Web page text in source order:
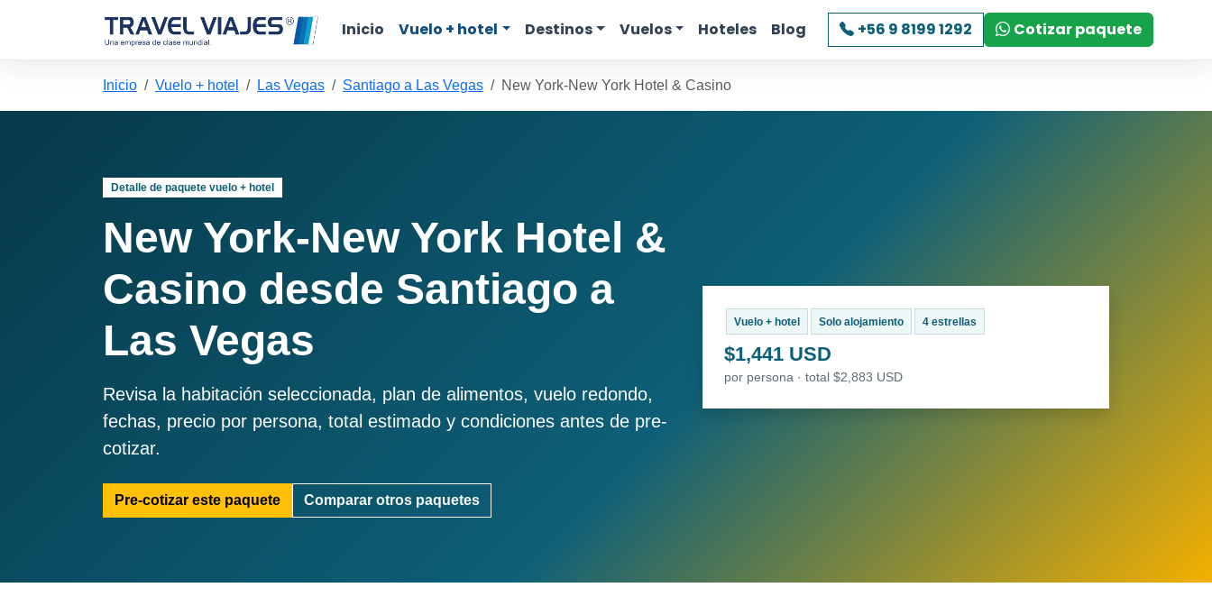
Inicio Vuelo + hotel Destinos Vuelos Hoteles Blog +56 9 8199 1292 Cotizar paquete
Inicio Vuelo + hotel Las Vegas Santiago a Las Vegas New York-New York Hotel & Casino
Detalle de paquete vuelo + hotel
New York-New York Hotel &
Casino desde Santiago a
Las Vegas
Revisa la habitación seleccionada, plan de alimentos, vuelo redondo,
fechas, precio por persona, total estimado y condiciones antes de pre-
cotizar.
Pre-cotizar este paquete Comparar otros paquetes
Vuelo + hotel Solo alojamiento 4 estrellas
$1,441 USD
por persona · total $2,883 USD